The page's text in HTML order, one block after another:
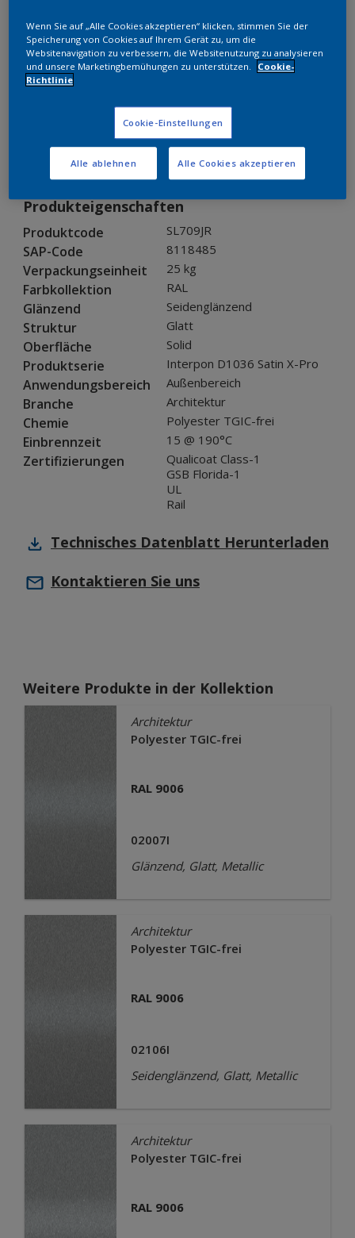
RAL 7009
SL709JR
Produkteigenschaften
Produktcode SL709JR
SAP-Code 8118485
Verpackungseinheit 25 kg
Farbkollektion RAL
Glänzend Seidenglänzend
Struktur Glatt
Oberfläche Solid
Produktserie Interpon D1036 Satin X-Pro
Anwendungsbereich Außenbereich
Branche Architektur
Chemie Polyester TGIC-frei
Einbrennzeit 15 @ 190°C
Zertifizierungen
Qualicoat Class-1
GSB Florida-1
UL
Rail
Technisches Datenblatt Herunterladen
Kontaktieren Sie uns
Weitere Produkte in der Kollektion
Architektur
Polyester TGIC-frei
RAL 9006
02007I
Glänzend, Glatt, Metallic
Architektur
Polyester TGIC-frei
RAL 9006
02106I
Seidenglänzend, Glatt, Metallic
Architektur
Polyester TGIC-frei
RAL 9006
Wenn Sie auf „Alle Cookies akzeptieren“ klicken, stimmen Sie der
Speicherung von Cookies auf Ihrem Gerät zu, um die
Websitenavigation zu verbessern, die Websitenutzung zu analysieren
und unsere Marketingbemühungen zu unterstützen.
Cookie-
Richtlinie
Cookie-Einstellungen
Alle ablehnen Alle Cookies akzeptieren